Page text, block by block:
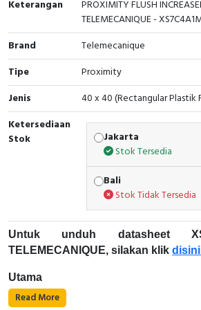
Cable Operated Switch
Signalling Columns
Safety Sensors
Pressure Switch
Ultrasonic & Rotary Encoder
Inductive Sensors
Photoelectric
Cam Switch
Keterangan
PROXIMITY FLUSH
TELEMECANIQUE -
Brand
Telemecanique
Tipe
Proximity
Jenis
40 x 40 (Rectangular Plastik
Ketersediaan
Stok
Jakarta
Stok Tersedia
Bali
Stok Tidak Tersedia
Untuk unduh datasheet
TELEMECANIQUE, silakan klik
Utama
Rentang produk: Sensor
Read More